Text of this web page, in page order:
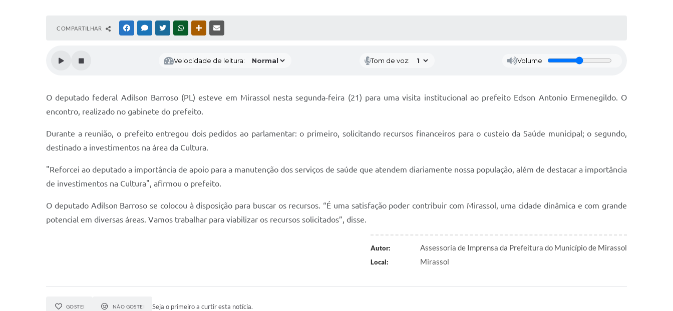
COMPARTILHAR FACEBOOKMESSENGER
TWITTERWHATSAPPOUTRAS MÍDIAS
Velocidade de leitura: Tom de voz: Volume
O deputado federal Adilson Barroso (PL) esteve em Mirassol nesta segunda-feira (21) para uma visita institucional ao prefeito Edson Antonio Ermenegildo. O
encontro, realizado no gabinete do prefeito.
Durante a reunião, o prefeito entregou dois pedidos ao parlamentar: o primeiro, solicitando recursos financeiros para o custeio da Saúde municipal; o segundo,
destinado a investimentos na área da Cultura.
"Reforcei ao deputado a importância de apoio para a manutenção dos serviços de saúde que atendem diariamente nossa população, além de destacar a importância
de investimentos na Cultura", afirmou o prefeito.
O deputado Adilson Barroso se colocou à disposição para buscar os recursos. “É uma satisfação poder contribuir com Mirassol, uma cidade dinâmica e com grande
potencial em diversas áreas. Vamos trabalhar para viabilizar os recursos solicitados”, disse.
Autor: Assessoria de Imprensa da Prefeitura do Município de Mirassol
Local: Mirassol
GOSTEI NÃO GOSTEI Seja o primeiro a curtir esta notícia.